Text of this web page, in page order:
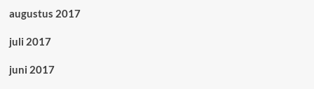
augustus 2017
juli 2017
juni 2017